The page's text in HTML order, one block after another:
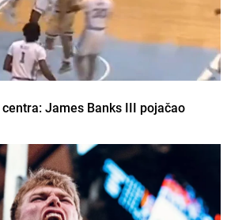
James Banks III pojačao